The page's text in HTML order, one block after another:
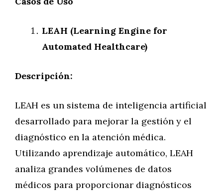
LEAH (Learning Engine for
Automated Healthcare)
Descripción:
LEAH es un sistema de inteligencia artificial
desarrollado para mejorar la gestión y el
diagnóstico en la atención médica.
Utilizando aprendizaje automático, LEAH
analiza grandes volúmenes de datos
médicos para proporcionar diagnósticos